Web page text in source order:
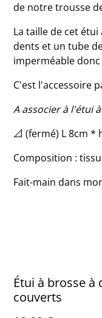
de notre trousse
La taille de cet
dents et un tube
imperméable
C'est l'accessoire
A associer à l'étui
📐 (fermé) L 8cm *
Composition :
Fait-main dans
Étui à brosse à
couverts